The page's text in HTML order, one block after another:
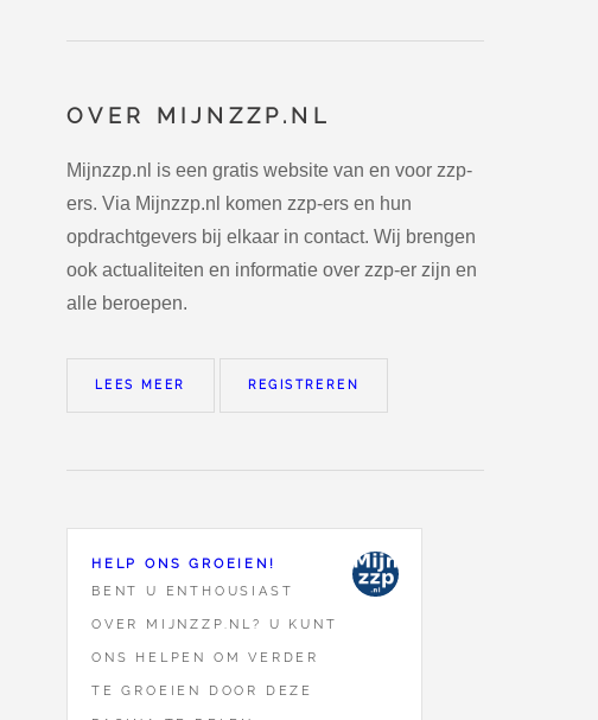
OVER MIJNZZP.NL
Mijnzzp.nl is een gratis website van en voor zzp-
ers. Via Mijnzzp.nl komen zzp-ers en hun
opdrachtgevers bij elkaar in contact. Wij brengen
ook actualiteiten en informatie over zzp-er zijn en
alle beroepen.
LEES MEER REGISTREREN
HELP ONS GROEIEN!
BENT U ENTHOUSIAST
OVER MIJNZZP.NL? U KUNT
ONS HELPEN OM VERDER
TE GROEIEN DOOR DEZE